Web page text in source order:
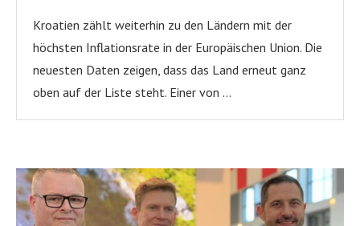
Kroatien zählt weiterhin zu den Ländern mit der
höchsten Inflationsrate in der Europäischen Union. Die
neuesten Daten zeigen, dass das Land erneut ganz
oben auf der Liste steht. Einer von …